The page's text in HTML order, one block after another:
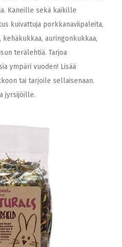
Kaneille sekä kaikille
kuivattuja porkkanaviipaleita,
kehäkukkaa, auringonkukkaa,
terälehtiä. Tarjoa
ympäri vuoden! Lisää
tai tarjoile sellaisenaan.
jyrsijöille.